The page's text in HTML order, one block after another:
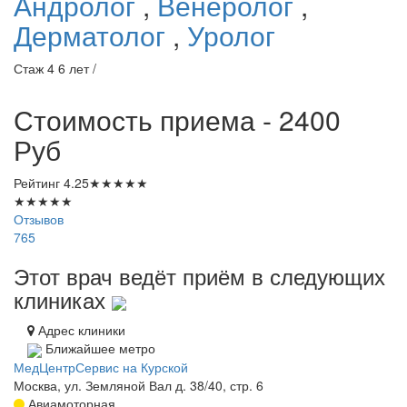
Дерматолог , Уролог
Стаж 4 6 лет /
Стоимость приема - 2400
Руб
Рейтинг 4.25★★★★★
★★★★★
Отзывов
765
Этот врач ведёт приём в следующих
клиниках
Адрес клиники
Ближайшее метро
МедЦентрСервис на Курской
Москва, ул. Земляной Вал д. 38/40, стр. 6
Авиамоторная